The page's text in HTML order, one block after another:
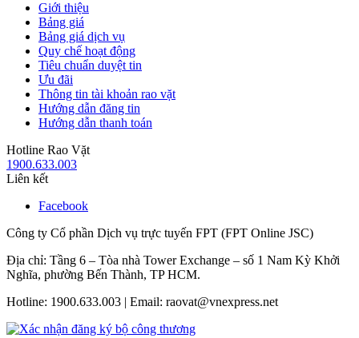
Giới thiệu
Bảng giá
Bảng giá dịch vụ
Quy chế hoạt động
Tiêu chuẩn duyệt tin
Ưu đãi
Thông tin tài khoản rao vặt
Hướng dẫn đăng tin
Hướng dẫn thanh toán
Hotline Rao Vặt
1900.633.003
Liên kết
Facebook
Công ty Cổ phần Dịch vụ trực tuyến FPT (FPT Online JSC)
Địa chỉ: Tầng 6 – Tòa nhà Tower Exchange – số 1 Nam Kỳ Khởi
Nghĩa, phường Bến Thành, TP HCM.
Hotline: 1900.633.003 | Email: raovat@vnexpress.net